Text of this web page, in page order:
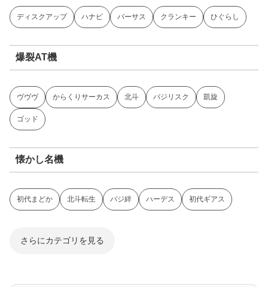
ディスクアップ ハナビ バーサス クランキー ひぐらし
爆裂AT機
ヴヴヴ からくりサーカス 北斗 バジリスク 凱旋
ゴッド
懐かし名機
初代まどか 北斗転生 バジ絆 ハーデス 初代ギアス
さらにカテゴリを見る